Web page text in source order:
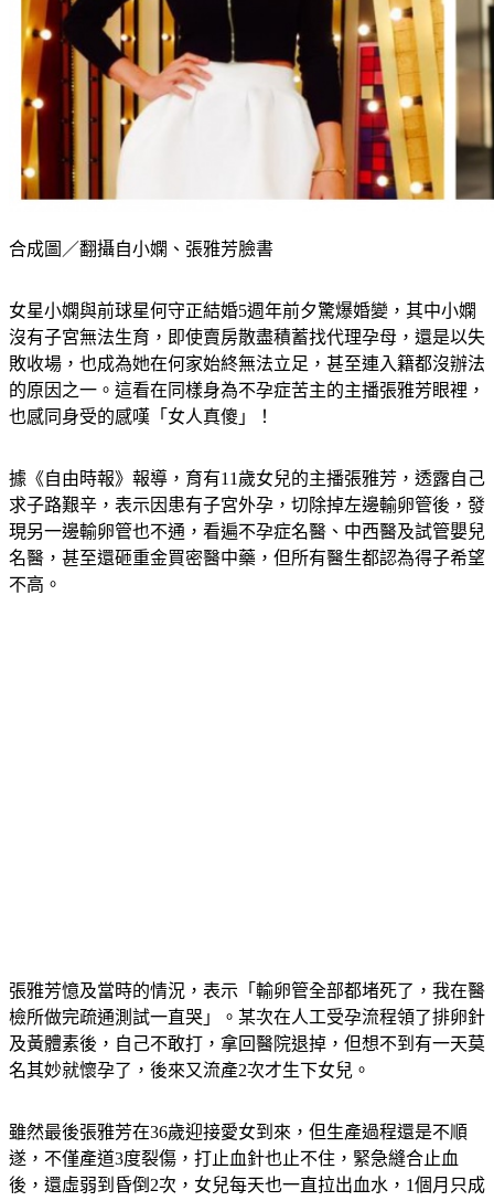
合成圖／翻攝自小嫻、張雅芳臉書
女星小嫻與前球星何守正結婚5週年前夕驚爆婚變，其中小嫻
沒有子宮無法生育，即使賣房散盡積蓄找代理孕母，還是以失
敗收場，也成為她在何家始終無法立足，甚至連入籍都沒辦法
的原因之一。這看在同樣身為不孕症苦主的主播張雅芳眼裡，
也感同身受的感嘆「女人真傻」！
據《自由時報》報導，育有11歲女兒的主播張雅芳，透露自己
求子路艱辛，表示因患有子宮外孕，切除掉左邊輸卵管後，發
現另一邊輸卵管也不通，看遍不孕症名醫、中西醫及試管嬰兒
名醫，甚至還砸重金買密醫中藥，但所有醫生都認為得子希望
不高。
張雅芳憶及當時的情況，表示「輸卵管全部都堵死了，我在醫
檢所做完疏通測試一直哭」。某次在人工受孕流程領了排卵針
及黃體素後，自己不敢打，拿回醫院退掉，但想不到有一天莫
名其妙就懷孕了，後來又流產2次才生下女兒。
雖然最後張雅芳在36歲迎接愛女到來，但生產過程還是不順
遂，不僅產道3度裂傷，打止血針也止不住，緊急縫合止血
後，還虛弱到昏倒2次，女兒每天也一直拉出血水，1個月只成